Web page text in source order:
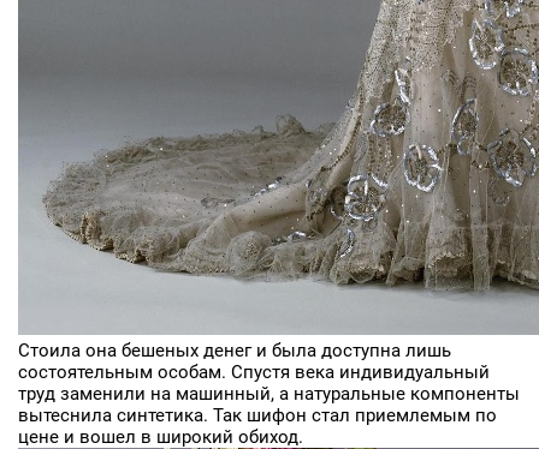
Стоила она бешеных денег и была доступна лишь
состоятельным особам. Спустя века индивидуальный
труд заменили на машинный, а натуральные компоненты
вытеснила синтетика. Так шифон стал приемлемым по
цене и вошел в широкий обиход.